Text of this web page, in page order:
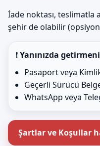
İade noktası, teslimatla
şehir de olabilir
❗Yanınızda
Pasaport veya
Geçerli Sürücü
WhatsApp veya
Şartlar ve Koşullar